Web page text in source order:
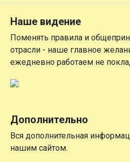
Наше видение
Поменять правила и
отрасли - наше главное
ежедневно работаем не
Дополнительно
Вся дополнительная
нашим сайтом.